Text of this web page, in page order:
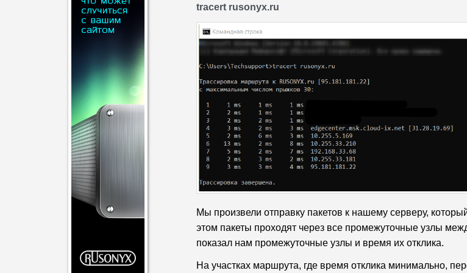
tracert rusonyx.ru
Мы произвели отправку пакетов к нашему серверу,
этом пакеты проходят через все промежуточные узлы
показал нам промежуточные узлы и время их отклика.
На участках маршрута, где время отклика минимально,